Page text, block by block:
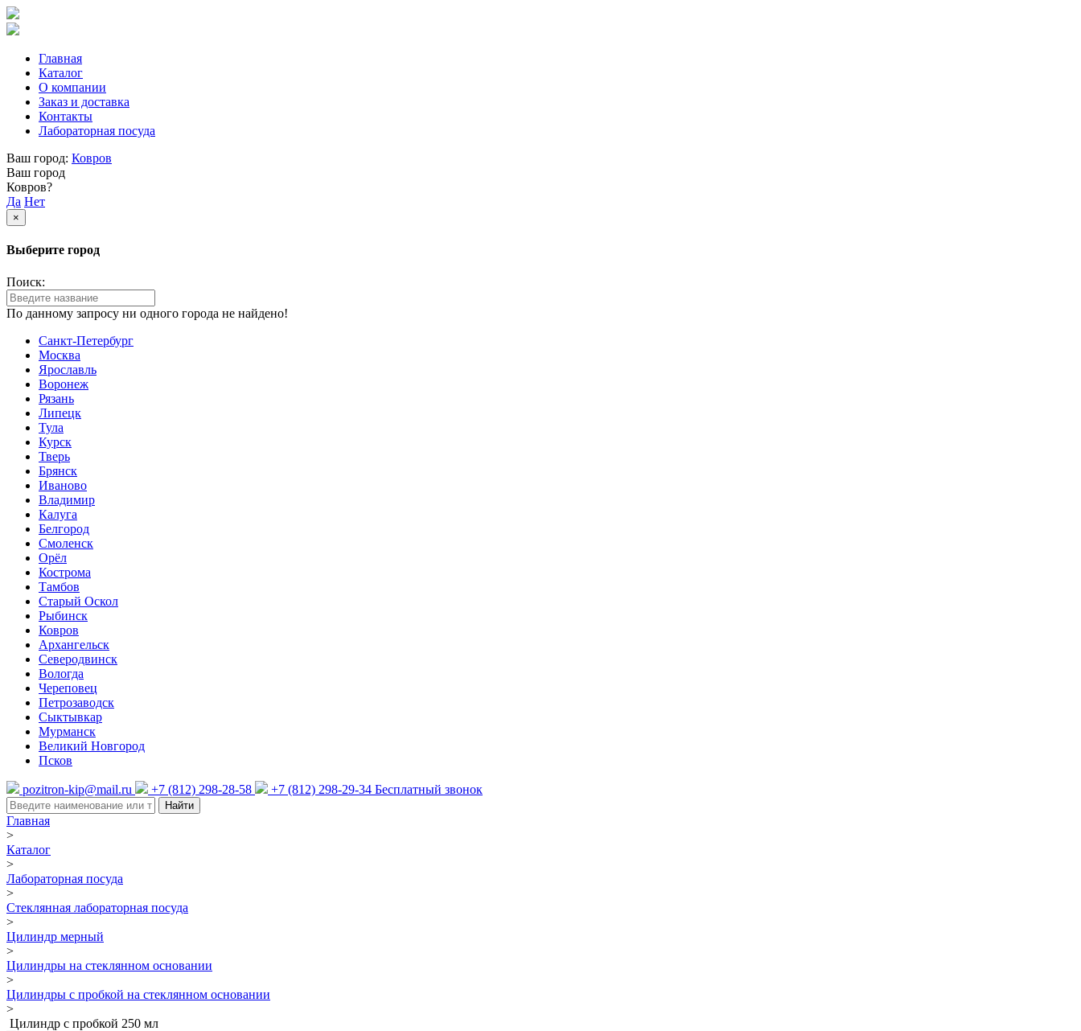
Главная
Каталог
О компании
Заказ и доставка
Контакты
Лабораторная посуда
Ваш город: Ковров
Ваш город
Ковров?
Да Нет
×
Выберите город
Поиск:
По данному запросу ни одного города не найдено!
Санкт-Петербург
Москва
Ярославль
Воронеж
Рязань
Липецк
Тула
Курск
Тверь
Брянск
Иваново
Владимир
Калуга
Белгород
Смоленск
Орёл
Кострома
Тамбов
Старый Оскол
Рыбинск
Ковров
Архангельск
Северодвинск
Вологда
Череповец
Петрозаводск
Сыктывкар
Мурманск
Великий Новгород
Псков
pozitron-kip@mail.ru +7 (812) 298-28-58 +7 (812) 298-29-34 Бесплатный звонок
Найти
Главная
>
Каталог
>
Лабораторная посуда
>
Стеклянная лабораторная посуда
>
Цилиндр мерный
>
Цилиндры на стеклянном основании
>
Цилиндры с пробкой на стеклянном основании
>
Цилиндр с пробкой 250 мл